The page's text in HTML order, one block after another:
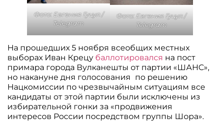
Фото: Евгения Гуцул /
Telegram
Фото: Евгения Гуцул /
Telegram
На прошедших 5 ноября всеобщих местных
выборах Иван Крецу баллотировался на пост
примара города Вулканешты от партии «ШАНС»,
но накануне дня голосования
по решению
Нацкомиссии по чрезвычайным ситуациям все
кандидаты от этой партии были исключены из
избирательной гонки за «продвижения
интересов России посредством группы Шора».